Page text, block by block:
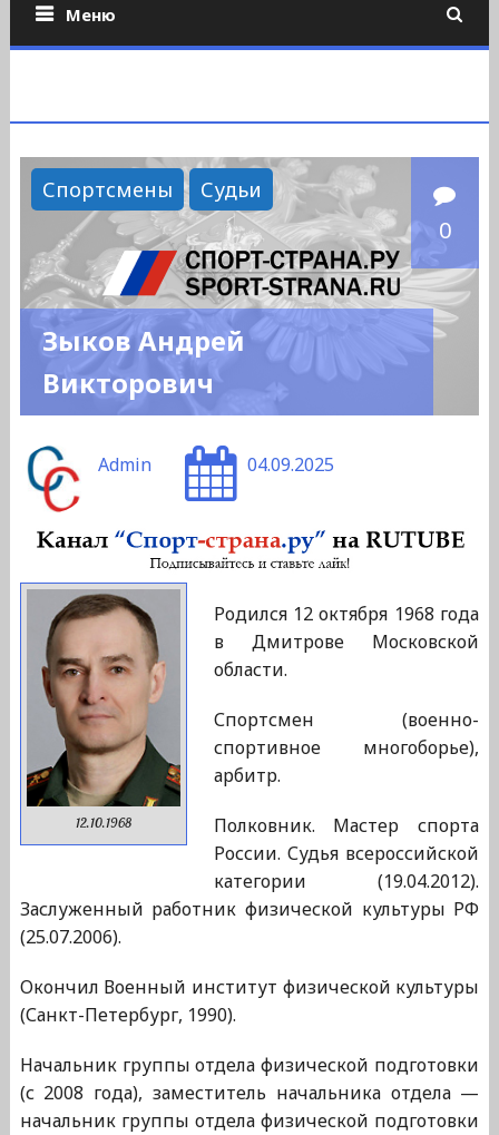
Меню
Спортсмены Судьи
0
Зыков Андрей
Викторович
Admin 04.09.2025
12.10.1968
Родился 12 октября 1968 года
в Дмитрове Московской
области.
Спортсмен (военно-
спортивное многоборье),
арбитр.
Полковник. Мастер спорта
России. Судья всероссийской
категории (19.04.2012).
Заслуженный работник физической культуры РФ
(25.07.2006).
Окончил Военный институт физической культуры
(Санкт-Петербург, 1990).
Начальник группы отдела физической подготовки
(с 2008 года), заместитель начальника отдела —
начальник группы отдела физической подготовки